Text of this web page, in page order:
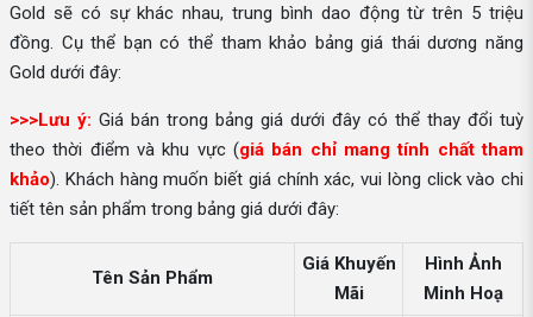
Gold sẽ có sự khác nhau, trung bình dao động từ trên 5 triệu
đồng. Cụ thể bạn có thể tham khảo bảng giá thái dương năng
Gold dưới đây:
>>>Lưu ý: Giá bán trong bảng giá dưới đây có thể thay đổi tuỳ
theo thời điểm và khu vực (giá bán chỉ mang tính chất tham
khảo). Khách hàng muốn biết giá chính xác, vui lòng click vào chi
tiết tên sản phẩm trong bảng giá dưới đây:
Tên Sản Phẩm
Giá Khuyến
Mãi
Hình Ảnh
Minh Hoạ